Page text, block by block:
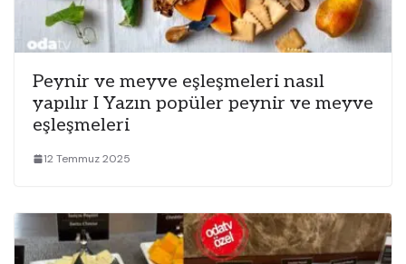
Peynir ve meyve eşleşmeleri nasıl
yapılır I Yazın popüler peynir ve meyve
eşleşmeleri
12 Temmuz 2025